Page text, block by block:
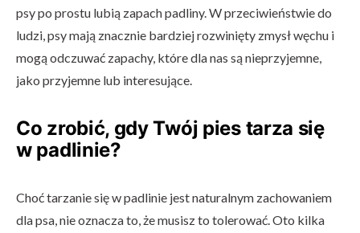
psy po prostu lubią zapach padliny. W przeciwieństwie do
ludzi, psy mają znacznie bardziej rozwinięty zmysł węchu i
mogą odczuwać zapachy, które dla nas są nieprzyjemne,
jako przyjemne lub interesujące.
Co zrobić, gdy Twój pies tarza się
w padlinie?
Choć tarzanie się w padlinie jest naturalnym zachowaniem
dla psa, nie oznacza to, że musisz to tolerować. Oto kilka